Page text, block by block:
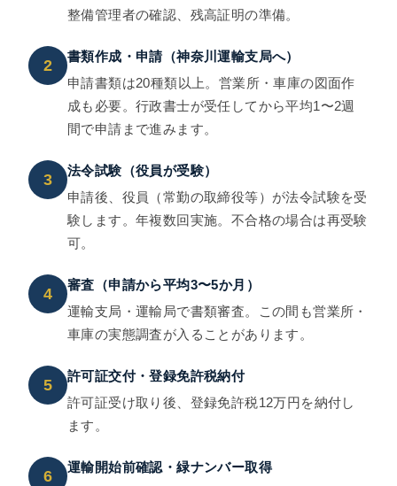
整備管理者の確認、残高証明の準備。
2 書類作成・申請（神奈川運輸支局へ）
申請書類は20種類以上。営業所・車庫の図面作
成も必要。行政書士が受任してから平均1〜2週
間で申請まで進みます。
3 法令試験（役員が受験）
申請後、役員（常勤の取締役等）が法令試験を受
験します。年複数回実施。不合格の場合は再受験
可。
4 審査（申請から平均3〜5か月）
運輸支局・運輸局で書類審査。この間も営業所・
車庫の実態調査が入ることがあります。
5 許可証交付・登録免許税納付
許可証受け取り後、登録免許税12万円を納付し
ます。
6 運輸開始前確認・緑ナンバー取得